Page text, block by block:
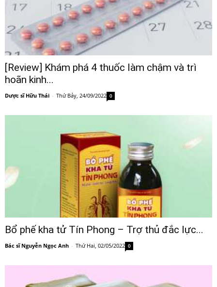
[Review] Khám phá 4 thuốc làm chậm và trì
hoãn kinh...
Dược sĩ Hữu Thái - Thứ Bảy, 24/09/2022 0
Bổ phế kha tử Tín Phong – Trợ thủ đắc lực...
Bác sĩ Nguyễn Ngọc Anh - Thứ Hai, 02/05/2022 0